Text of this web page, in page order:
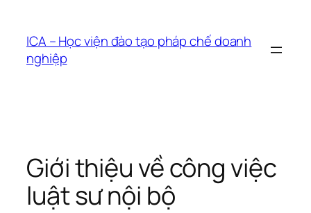
phầnICA – Học viện đào tạo pháp chế doanh
nghiệp
Giới thiệu về công việc
luật sư nội bộ